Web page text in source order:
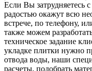
Если Вы затрудняетесь
радостью окажут всю
встрече, по телефону,
также можем
техническое задание
укладке плитки нужно
отвода воды, наши
расчеты, подобрать